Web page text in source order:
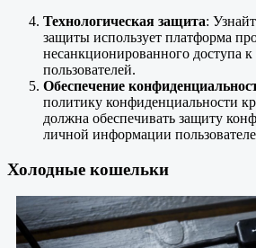
Технологическая защита:
защиты использует платформа
несанкционированного доступа к
пользователей.
Обеспечение
политику конфиденциальности
должна обеспечивать защиту
личной информации
Холодные кошельки